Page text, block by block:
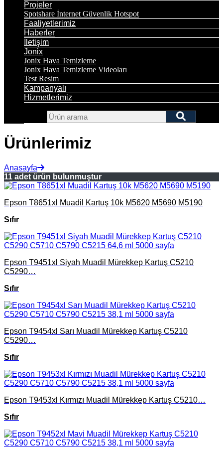
Projeler
Spotshare İnternet Güvenlik Hotspot
Faaliyetlerimiz
Haberler
İletişim
Jonix
Jonix Hava Temizleme
Jonix Hava Temizleme Videoları
Test Resim
Kampanyalı
Hizmetlerimiz
Ürünlerimiz
Anasayfa
11 adet ürün bulunmuştur
Epson T8651xl Muadil Kartuş 10k M5620 M5690 M5190
Sıfır
Epson T9451xl Siyah Muadil Mürekkep Kartuş C5210
C5290…
Sıfır
Epson T9454xl Sarı Muadil Mürekkep Kartuş C5210
C5290…
Sıfır
Epson T9453xl Kırmızı Muadil Mürekkep Kartuş C5210…
Sıfır